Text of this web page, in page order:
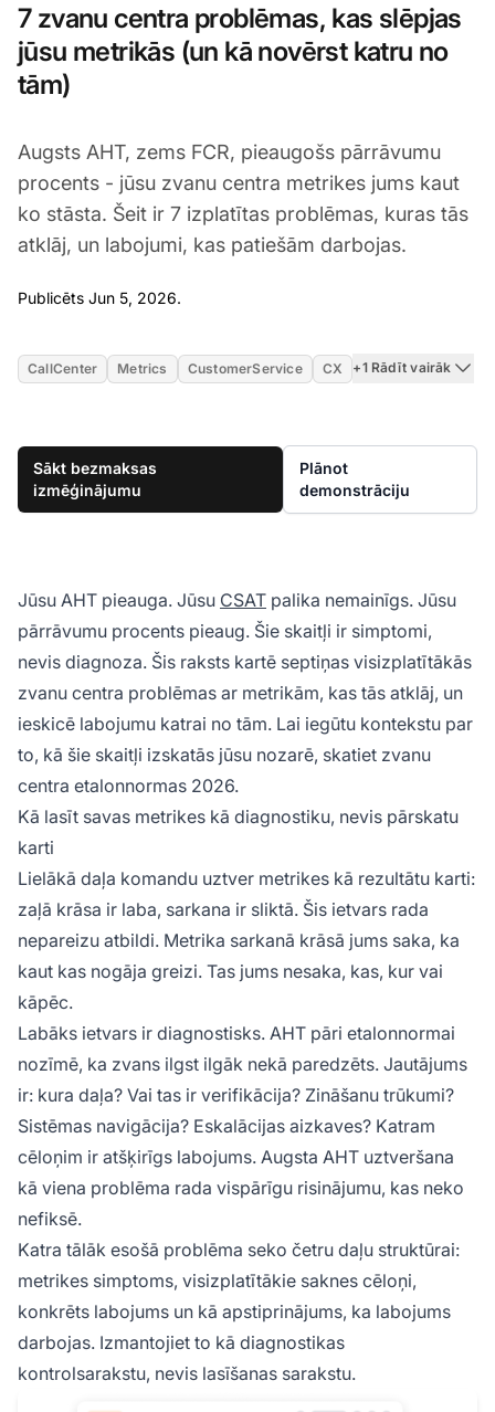
7 zvanu centra problēmas, kas slēpjas
jūsu metrikās (un kā novērst katru no
tām)
Augsts AHT, zems FCR, pieaugošs pārrāvumu
procents - jūsu zvanu centra metrikes jums kaut
ko stāsta. Šeit ir 7 izplatītas problēmas, kuras tās
atklāj, un labojumi, kas patiešām darbojas.
Publicēts Jun 5, 2026.
CallCenter Metrics CustomerService CX +1 Rādīt vairāk
Sākt bezmaksas
izmēģinājumu
Plānot
demonstrāciju
Jūsu AHT pieauga. Jūsu CSAT palika nemainīgs. Jūsu
pārrāvumu procents pieaug. Šie skaitļi ir simptomi,
nevis diagnoza. Šis raksts kartē septiņas visizplatītākās
zvanu centra problēmas ar metrikām, kas tās atklāj, un
ieskicē labojumu katrai no tām. Lai iegūtu kontekstu par
to, kā šie skaitļi izskatās jūsu nozarē, skatiet zvanu
centra etalonnormas 2026.
Kā lasīt savas metrikes kā diagnostiku, nevis pārskatu
karti
Lielākā daļa komandu uztver metrikes kā rezultātu karti:
zaļā krāsa ir laba, sarkana ir sliktā. Šis ietvars rada
nepareizu atbildi. Metrika sarkanā krāsā jums saka, ka
kaut kas nogāja greizi. Tas jums nesaka, kas, kur vai
kāpēc.
Labāks ietvars ir diagnostisks. AHT pāri etalonnormai
nozīmē, ka zvans ilgst ilgāk nekā paredzēts. Jautājums
ir: kura daļa? Vai tas ir verifikācija? Zināšanu trūkumi?
Sistēmas navigācija? Eskalācijas aizkaves? Katram
cēloņim ir atšķirīgs labojums. Augsta AHT uztveršana
kā viena problēma rada vispārīgu risinājumu, kas neko
nefiksē.
Katra tālāk esošā problēma seko četru daļu struktūrai:
metrikes simptoms, visizplatītākie saknes cēloņi,
konkrēts labojums un kā apstiprinājums, ka labojums
darbojas. Izmantojiet to kā diagnostikas
kontrolsarakstu, nevis lasīšanas sarakstu.